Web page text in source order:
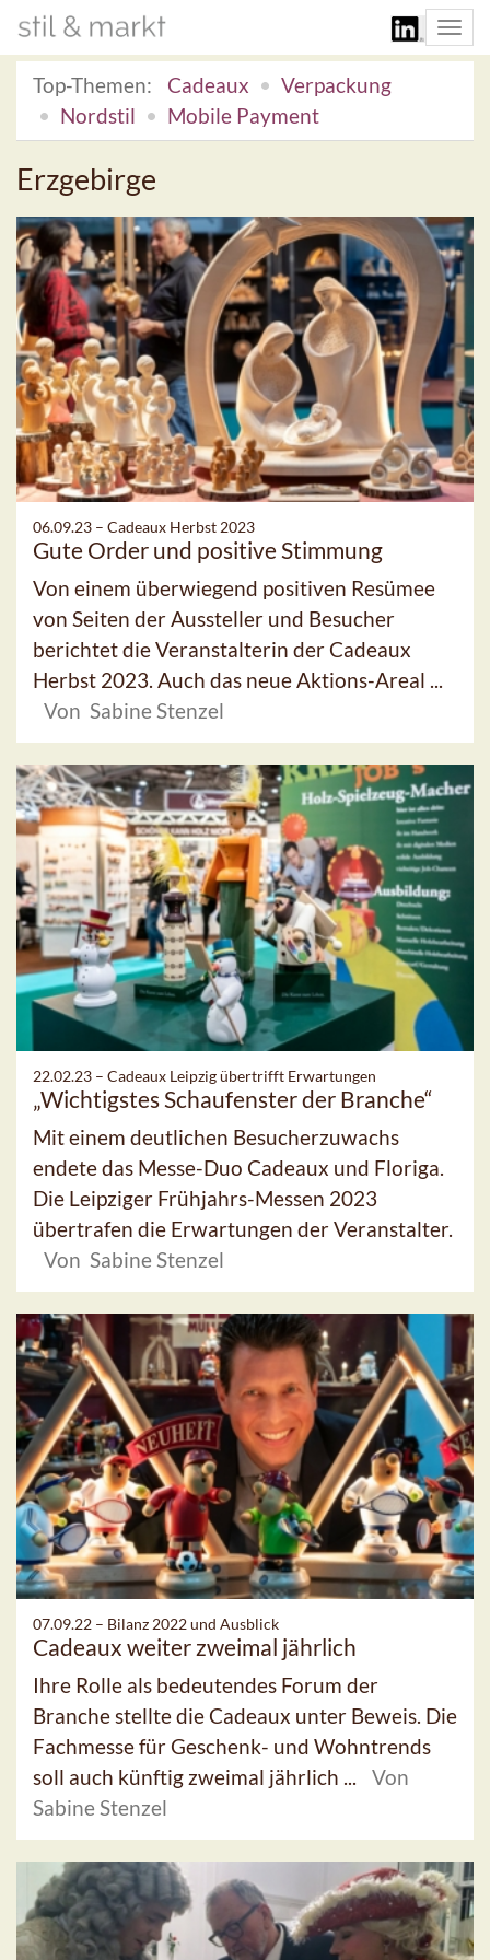
Top-Themen:
Cadeaux
Verpackung
Nordstil
Mobile Payment
Erzgebirge
06.09.23 – Cadeaux Herbst 2023
Gute Order und positive Stimmung
Von einem überwiegend positiven Resümee
von Seiten der Aussteller und Besucher
berichtet die Veranstalterin der Cadeaux
Herbst 2023. Auch das neue Aktions-Areal ...
Von Sabine Stenzel
22.02.23 – Cadeaux Leipzig übertrifft Erwartungen
„Wichtigstes Schaufenster der Branche“
Mit einem deutlichen Besucherzuwachs
endete das Messe-Duo Cadeaux und Floriga.
Die Leipziger Frühjahrs-Messen 2023
übertrafen die Erwartungen der Veranstalter.
Von Sabine Stenzel
07.09.22 – Bilanz 2022 und Ausblick
Cadeaux weiter zweimal jährlich
Ihre Rolle als bedeutendes Forum der
Branche stellte die Cadeaux unter Beweis. Die
Fachmesse für Geschenk- und Wohntrends
soll auch künftig zweimal jährlich ...
Von
Sabine Stenzel